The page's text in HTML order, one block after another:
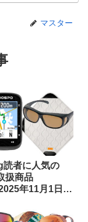
マスター
者に人気の
扱商品
年11月1日